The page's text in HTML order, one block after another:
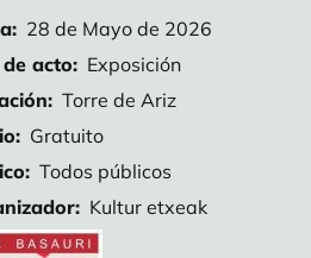
28 de Mayo de 2026
acto
Exposición
Torre de Ariz
Gratuito
Todos públicos
Kultur etxeak